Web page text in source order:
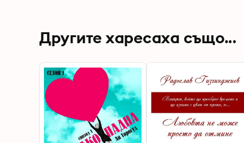
Другите харесаха също...